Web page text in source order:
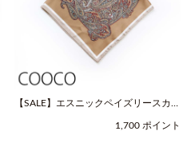
【SALE】エスニックペイズリースカー
1,700 ポイント